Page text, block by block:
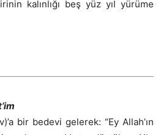
kalınlığı beş yüz yıl yürüme
bir bedevi gelerek: “Ey Allah’ın